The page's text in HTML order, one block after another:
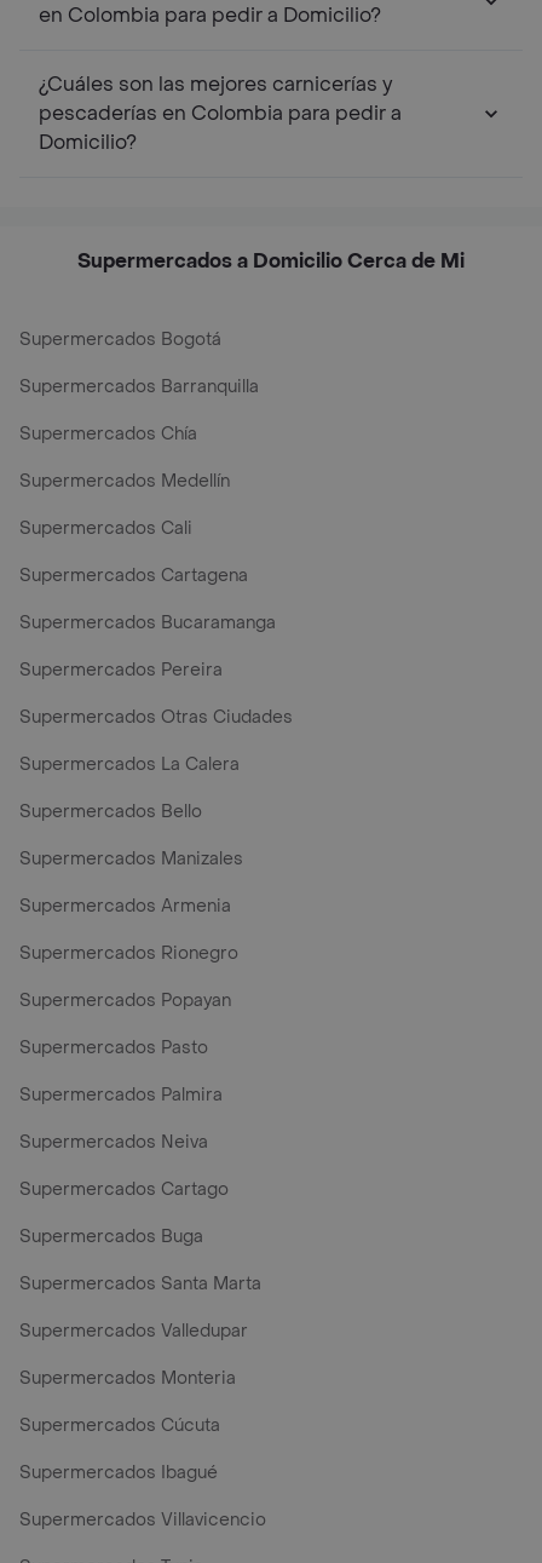
en Colombia para pedir a Domicilio?
¿Cuáles son las mejores carnicerías y
pescaderías en Colombia para pedir a
Domicilio?
Supermercados a Domicilio Cerca de Mi
Supermercados Bogotá
Supermercados Barranquilla
Supermercados Chía
Supermercados Medellín
Supermercados Cali
Supermercados Cartagena
Supermercados Bucaramanga
Supermercados Pereira
Supermercados Otras Ciudades
Supermercados La Calera
Supermercados Bello
Supermercados Manizales
Supermercados Armenia
Supermercados Rionegro
Supermercados Popayan
Supermercados Pasto
Supermercados Palmira
Supermercados Neiva
Supermercados Cartago
Supermercados Buga
Supermercados Santa Marta
Supermercados Valledupar
Supermercados Monteria
Supermercados Cúcuta
Supermercados Ibagué
Supermercados Villavicencio